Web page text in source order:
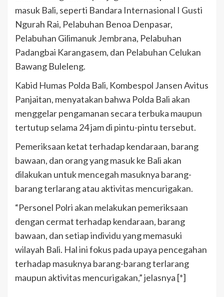
masuk Bali, seperti Bandara Internasional I Gusti
Ngurah Rai, Pelabuhan Benoa Denpasar,
Pelabuhan Gilimanuk Jembrana, Pelabuhan
Padangbai Karangasem, dan Pelabuhan Celukan
Bawang Buleleng.
Kabid Humas Polda Bali, Kombespol Jansen Avitus
Panjaitan, menyatakan bahwa Polda Bali akan
menggelar pengamanan secara terbuka maupun
tertutup selama 24 jam di pintu-pintu tersebut.
Pemeriksaan ketat terhadap kendaraan, barang
bawaan, dan orang yang masuk ke Bali akan
dilakukan untuk mencegah masuknya barang-
barang terlarang atau aktivitas mencurigakan.
“Personel Polri akan melakukan pemeriksaan
dengan cermat terhadap kendaraan, barang
bawaan, dan setiap individu yang memasuki
wilayah Bali. Hal ini fokus pada upaya pencegahan
terhadap masuknya barang-barang terlarang
maupun aktivitas mencurigakan,” jelasnya [*]